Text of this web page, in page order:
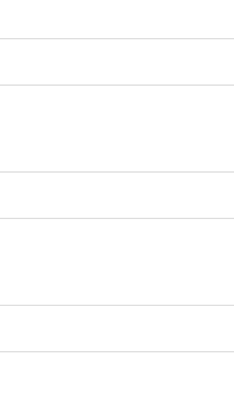
vaccino:
preliminari
in Italia a